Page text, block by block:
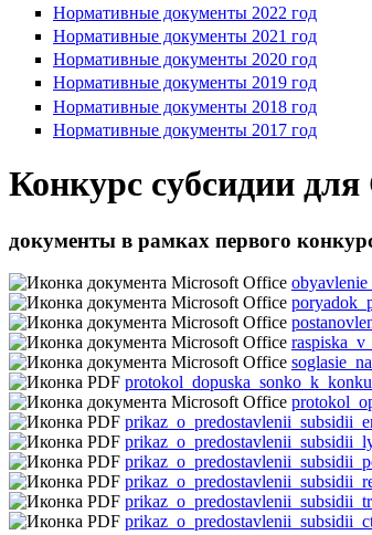
Нормативные документы 2022 год
Нормативные документы 2021 год
Нормативные документы 2020 год
Нормативные документы 2019 год
Нормативные документы 2018 год
Нормативные документы 2017 год
Конкурс субсидии
документы в рамках первого